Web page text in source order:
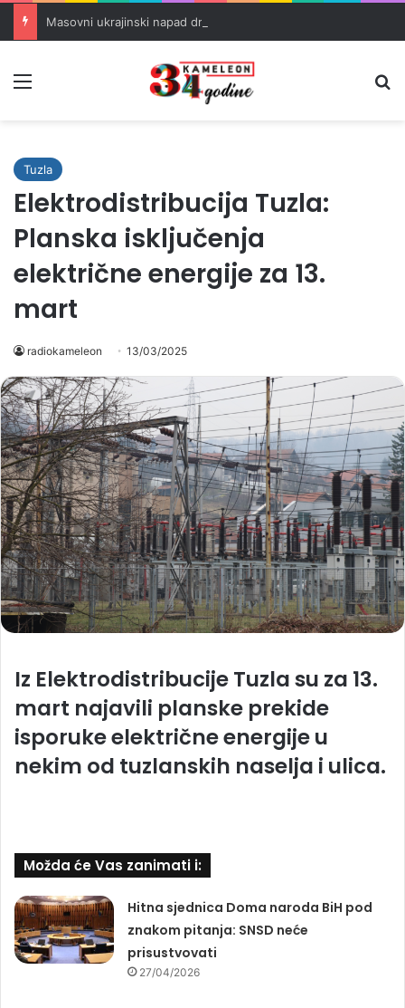
Tuzla
Elektrodistribucija Tuzla:
Planska isključenja
električne energije za 13.
mart
radiokameleon 13/03/2025
Iz Elektrodistribucije Tuzla su za 13.
mart najavili planske prekide
isporuke električne energije u
nekim od tuzlanskih naselja i ulica.
Možda će Vas zanimati i:
Hitna sjednica Doma naroda BiH pod
znakom pitanja: SNSD neće
prisustvovati
27/04/2026